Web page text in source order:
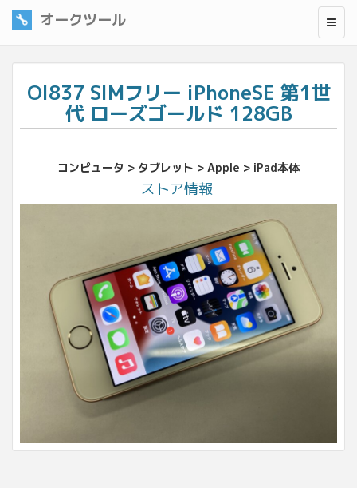
オークツール
OI837 SIMフリー iPhoneSE 第1世
代 ローズゴールド 128GB
コンピュータ > タブレット > Apple > iPad本体
ストア情報